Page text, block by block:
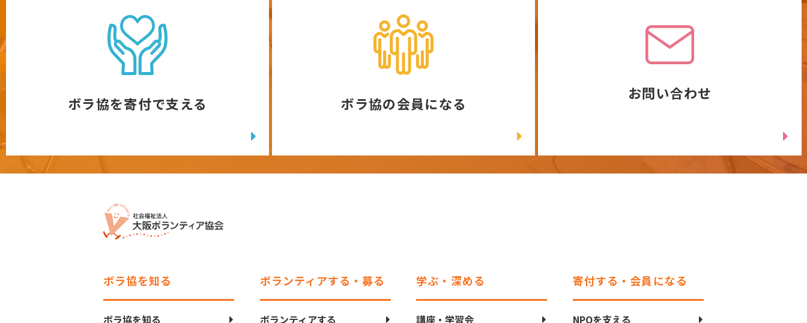
ボラ協を寄付で支える ボラ協の会員になる
お問い合わせ
ボラ協を知る
ボラ協を知る
ボランティアする・募る
ボランティアする
学ぶ・深める
講座・学習会
寄付する・会員になる
NPOを支える